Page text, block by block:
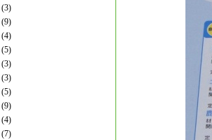
(3)
(9)
(4)
(5)
(3)
(3)
(5)
(9)
(4)
(7)